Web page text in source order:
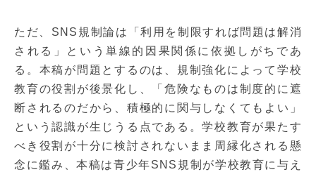
ただ、SNS規制論は「利用を制限すれば問題は解消
される」という単線的因果関係に依拠しがちであ
る。本稿が問題とするのは、規制強化によって学校
教育の役割が後景化し、「危険なものは制度的に遮
断されるのだから、積極的に関与しなくてもよい」
という認識が生じうる点である。学校教育が果たす
べき役割が十分に検討されないまま周縁化される懸
念に鑑み、本稿は青少年SNS規制が学校教育に与え